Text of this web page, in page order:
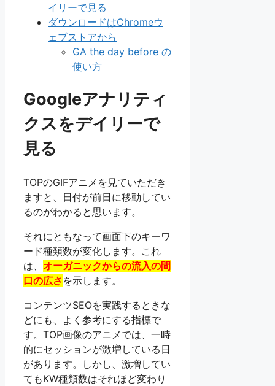
イリーで見る
ダウンロードはChromeウ
ェブストアから
GA the day before の
使い方
Googleアナリティ
クスをデイリーで
見る
TOPのGIFアニメを見ていただき
ますと、日付が前日に移動してい
るのがわかると思います。
それにともなって画面下のキーワ
ード種類数が変化します。これ
は、 オーガニックからの流入の間
口の広さ を示します。
コンテンツSEOを実践するときな
どにも、よく参考にする指標で
す。TOP画像のアニメでは、一時
的にセッションが激増している日
があります。しかし、激増してい
てもKW種類数はそれほど変わり